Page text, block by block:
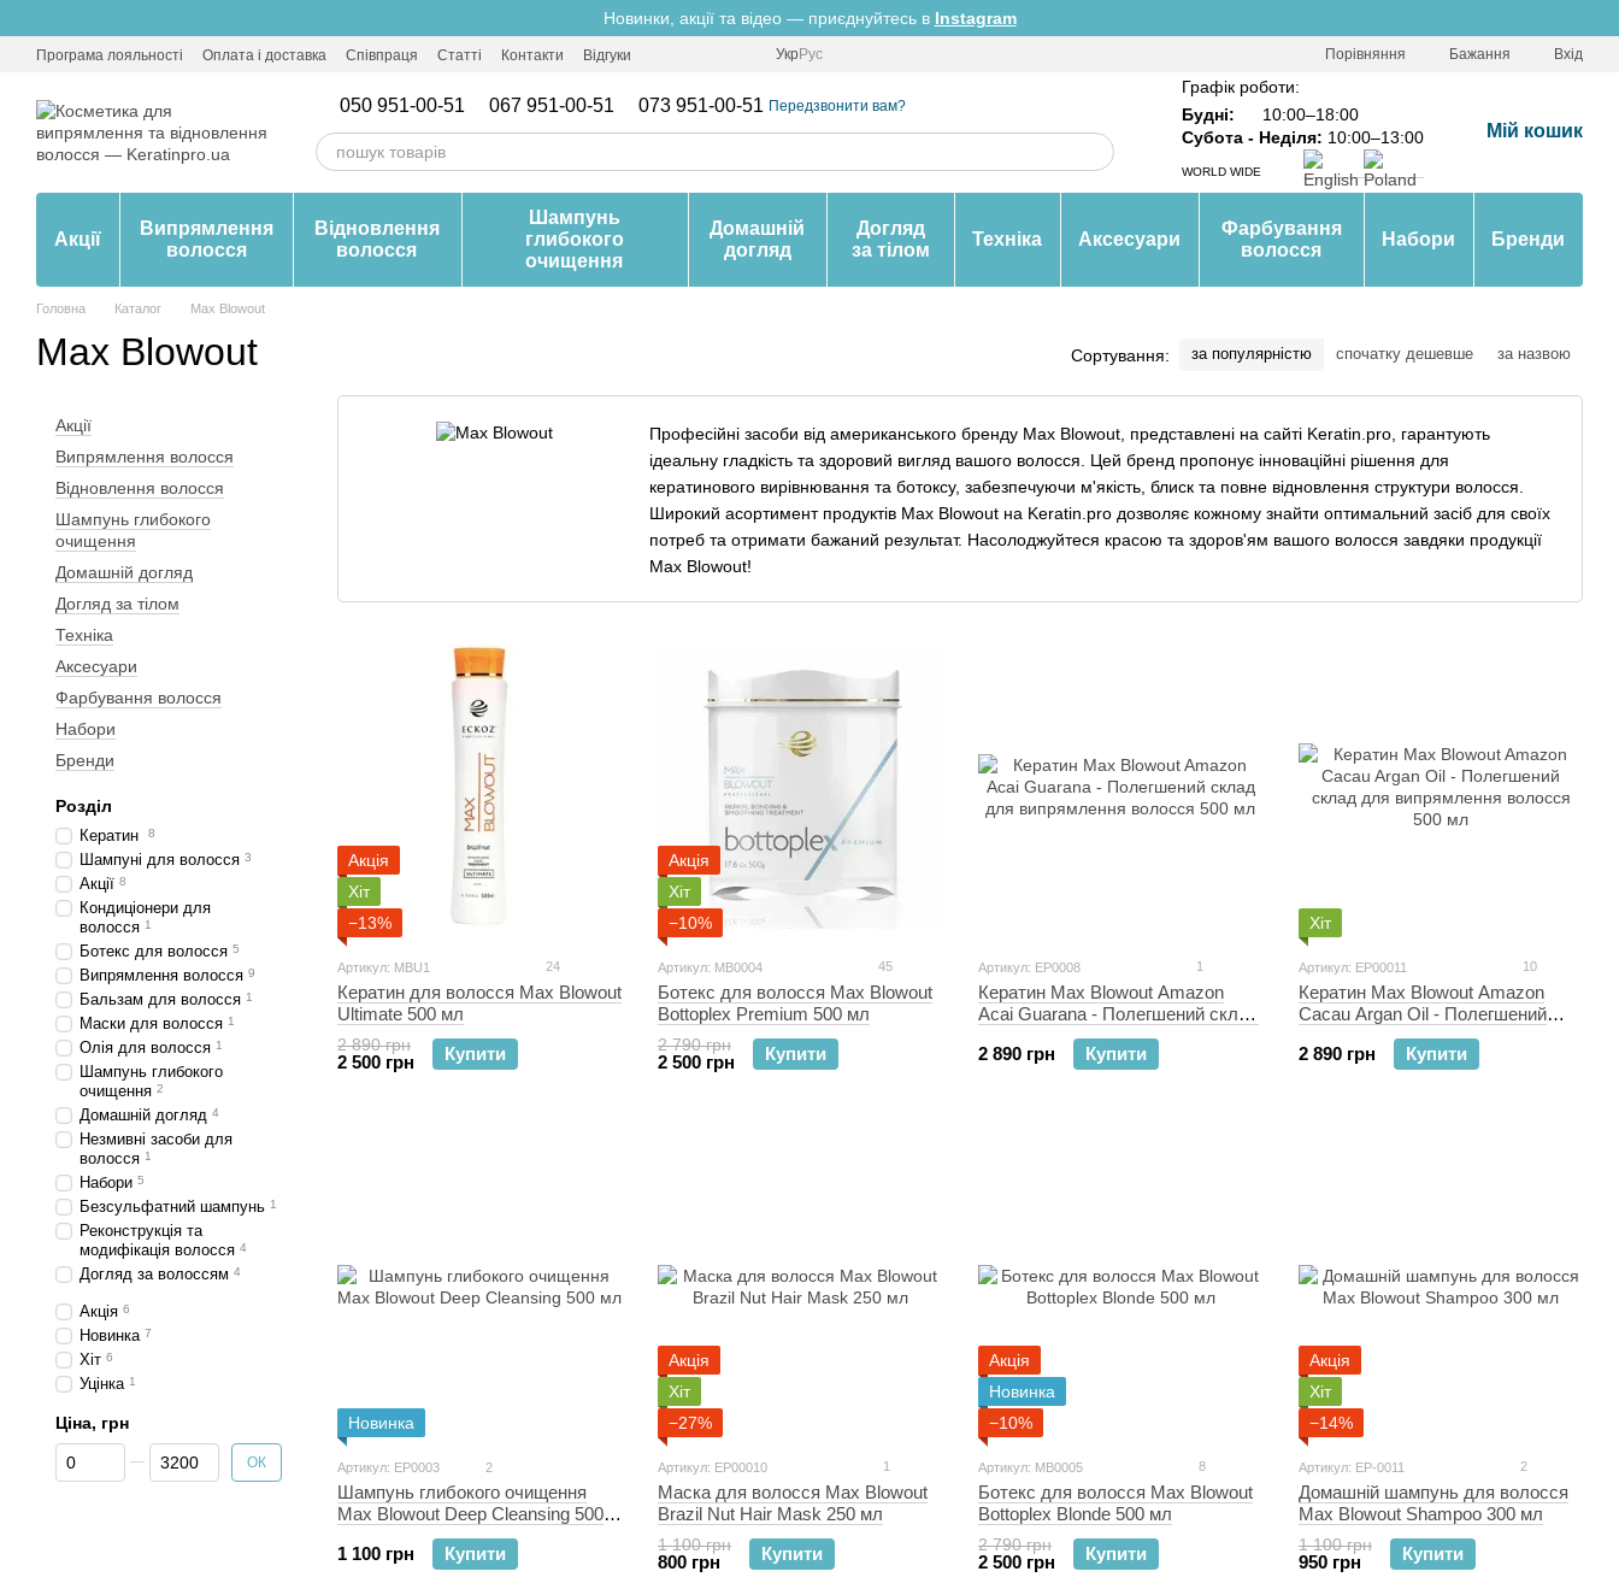
Новинки, акції та відео — приєднуйтесь в Instagram
Програма лояльності Оплата і доставка Співпраця Статті Контакти Відгуки УкрРус Порівняння Бажання Вхід
050 951-00-51 067 951-00-51 073 951-00-51 Передзвонити вам?
Графік роботи:
Будні:
10:00–18:00
Субота - Неділя: 10:00–13:00
WORLD WIDE
Мій кошик
Акції
Випрямлення
волосся
Відновлення
волосся
Шампунь
глибокого
очищення
Домашній
догляд
Догляд
за тілом
Техніка Аксесуари
Фарбування
волосся
Набори Бренди
Головна Каталог Max Blowout
Max Blowout Сортування: за популярністю спочатку дешевше за назвою
Професійні засоби від американського бренду Max Blowout, представлені на сайті Keratin.pro, гарантують
ідеальну гладкість та здоровий вигляд вашого волосся. Цей бренд пропонує інноваційні рішення для
кератинового вирівнювання та ботоксу, забезпечуючи м'якість, блиск та повне відновлення структури волосся.
Широкий асортимент продуктів Max Blowout на Keratin.pro дозволяє кожному знайти оптимальний засіб для своїх
потреб та отримати бажаний результат. Насолоджуйтеся красою та здоров'ям вашого волосся завдяки продукції
Max Blowout!
Акція
Хіт
−13%
Артикул: MBU1 24
Кератин для волосся Max Blowout
Ultimate 500 мл
2 890 грн
2 500 грн Купити
Акція
Хіт
−10%
Артикул: MB0004 45
Ботекс для волосся Max Blowout
Bottoplex Premium 500 мл
2 790 грн
2 500 грн Купити
Артикул: EP0008 1
Кератин Max Blowout Amazon
Acai Guarana - Полегшений склад
для випрямлення волосся 500 мл
2 890 грн
Купити
Хіт
Артикул: EP00011 10
Кератин Max Blowout Amazon
Cacau Argan Oil - Полегшений
склад для випрямлення волосся
500 мл
2 890 грн Купити
Новинка
Артикул: EP0003 2
Шампунь глибокого очищення
Max Blowout Deep Cleansing 500
1 100 грн
Купити
Акція
Хіт
−27%
Артикул: EP00010 1
Маска для волосся Max Blowout
Brazil Nut Hair Mask 250 мл
1 100 грн
800 грн Купити
Акція
Новинка
−10%
Артикул: MB0005 8
Ботекс для волосся Max Blowout
Bottoplex Blonde 500 мл
2 790 грн
2 500 грн Купити
Акція
Хіт
−14%
Артикул: EP-0011 2
Домашній шампунь для волосся
Max Blowout Shampoo 300 мл
1 100 грн
950 грн Купити
Акції
Випрямлення волосся
Відновлення волосся
Шампунь глибокого
очищення
Домашній догляд
Догляд за тілом
Техніка
Аксесуари
Фарбування волосся
Набори
Бренди
Розділ
Кератин 8
Шампуні для волосся 3
Акції 8
Кондиціонери для
волосся 1
Ботекс для волосся 5
Випрямлення волосся 9
Бальзам для волосся 1
Маски для волосся 1
Олія для волосся 1
Шампунь глибокого
очищення 2
Домашній догляд 4
Незмивні засоби для
волосся 1
Набори 5
Безсульфатний шампунь 1
Реконструкція та
модифікація волосся 4
Догляд за волоссям 4
Акція 6
Новинка 7
Хіт 6
Уцінка 1
Ціна, грн
Від Ціна, грн
До Ціна, грн ОК